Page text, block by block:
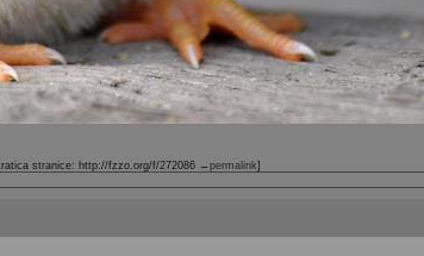
stranice: http://fzzo.org/f/272086 ←permalink]